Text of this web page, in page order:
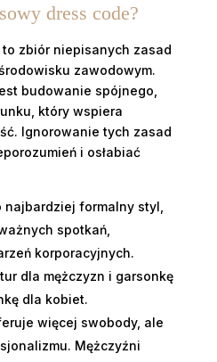
dress code?
zbiór niepisanych zasad
zawodowym.
budowanie spójnego,
który wspiera
Ignorowanie tych zasad
i osłabiać
najbardziej formalny styl,
spotkań,
korporacyjnych.
dla mężczyzn i garsonkę
dla kobiet.
więcej swobody, ale
Mężczyźni